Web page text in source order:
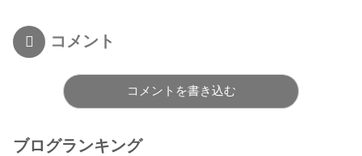
コメント
コメントを書き込む
ブログランキング